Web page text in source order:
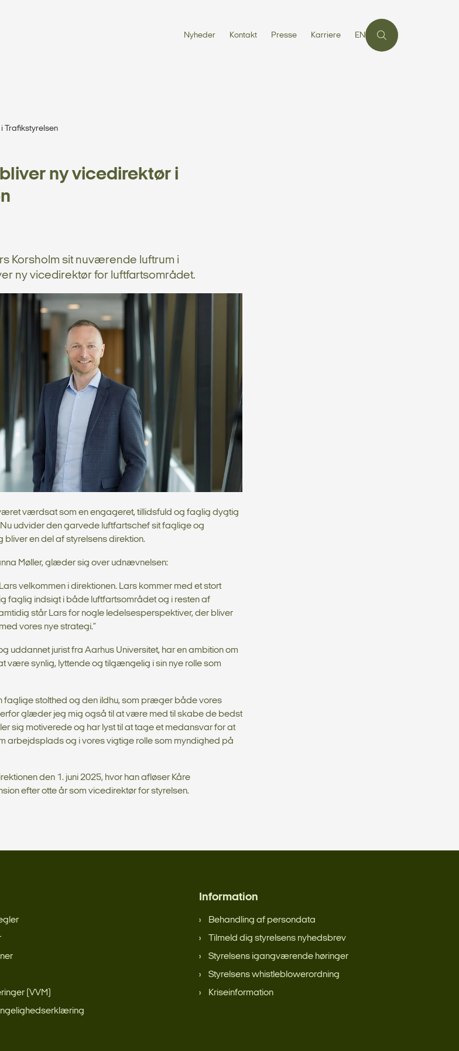
Nyheder Kontakt Presse Karriere EN
Trafikstyrelsen
ny vicedirektør i
Korsholm sit nuværende luftrum i
ny vicedirektør for luftfartsområdet.
værdsat som en engageret, tillidsfuld og faglig dygtig
udvider den garvede luftfartschef sit faglige og
en del af styrelsens direktion.
Møller, glæder sig over udnævnelsen:
velkommen i direktionen. Lars kommer med et stort
faglig indsigt i både luftfartsområdet og i resten af
står Lars for nogle ledelsesperspektiver, der bliver
vores nye strategi.”
uddannet jurist fra Aarhus Universitet, har en ambition om
være synlig, lyttende og tilgængelig i sin nye rolle som
faglige stolthed og den ildhu, som præger både vores
glæder jeg mig også til at være med til skabe de bedst
sig motiverede og har lyst til at tage et medansvar for at
arbejdsplads og i vores vigtige rolle som myndighed på
den 1. juni 2025, hvor han afløser Kåre
efter otte år som vicedirektør for styrelsen.
(VVM)
Information
Behandling af persondata
Tilmeld dig styrelsens nyhedsbrev
Styrelsens igangværende høringer
Styrelsens whistleblowerordning
Kriseinformation